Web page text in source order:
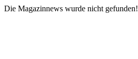
Die Magazinnews wurde nicht gefunden!